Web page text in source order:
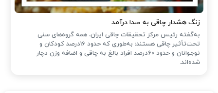
زنگ هشدار چاقی به صدا درآمد
به‌گفته رئیس مرکز تحقیقات چاقی ایران، همه گروه‌های سنی
تحت‌تأثیر چاقی هستند؛ به‌طوری که حدود 16درصد کودکان و
نوجوانان و حدود 60درصد افراد بالغ به چاقی و اضافه وزن دچار
شده‌اند.